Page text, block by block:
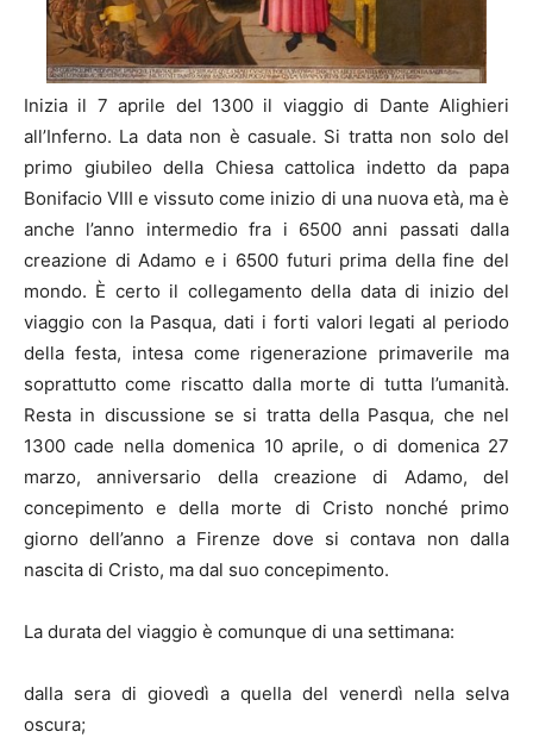
Inizia il 7 aprile del 1300 il viaggio di Dante Alighieri
all’Inferno. La data non è casuale. Si tratta non solo del
primo giubileo della Chiesa cattolica indetto da papa
Bonifacio VIII e vissuto come inizio di una nuova età, ma è
anche l’anno intermedio fra i 6500 anni passati dalla
creazione di Adamo e i 6500 futuri prima della fine del
mondo. È certo il collegamento della data di inizio del
viaggio con la Pasqua, dati i forti valori legati al periodo
della festa, intesa come rigenerazione primaverile ma
soprattutto come riscatto dalla morte di tutta l’umanità.
Resta in discussione se si tratta della Pasqua, che nel
1300 cade nella domenica 10 aprile, o di domenica 27
marzo, anniversario della creazione di Adamo, del
concepimento e della morte di Cristo nonché primo
giorno dell’anno a Firenze dove si contava non dalla
nascita di Cristo, ma dal suo concepimento.
La durata del viaggio è comunque di una settimana:
dalla sera di giovedì a quella del venerdì nella selva
oscura;